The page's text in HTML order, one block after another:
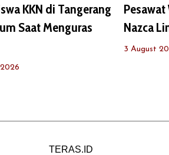
KKN di Tangerang
Saat Menguras
Nazca
3 August
TERAS.ID